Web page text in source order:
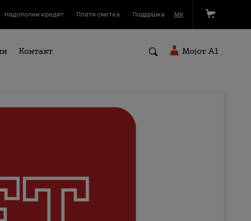
Надополни кредит Плати сметка Поддршка МК
Контакт Мојот A1